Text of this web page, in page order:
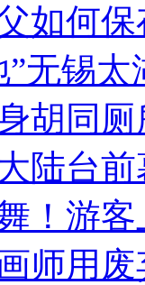
如何
”无锡
胡同
陆台
！游客
师用